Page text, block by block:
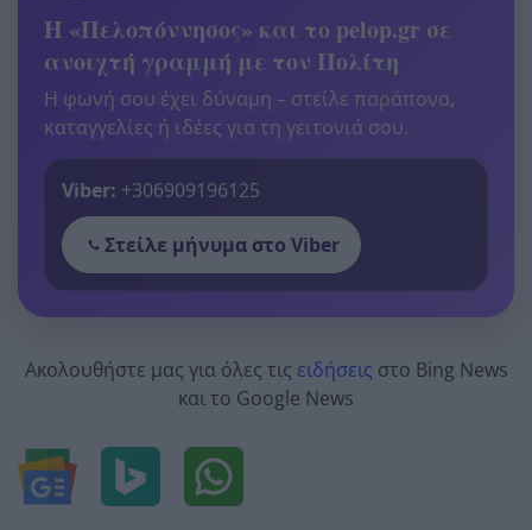
Η «Πελοπόννησος» και το pelop.gr σε
ανοιχτή γραμμή με τον Πολίτη
Η φωνή σου έχει δύναμη – στείλε παράπονα,
καταγγελίες ή ιδέες για τη γειτονιά σου.
Viber: +306909196125
Στείλε μήνυμα στο Viber
Ακολουθήστε μας για όλες τις ειδήσεις στο Bing News
και το Google News